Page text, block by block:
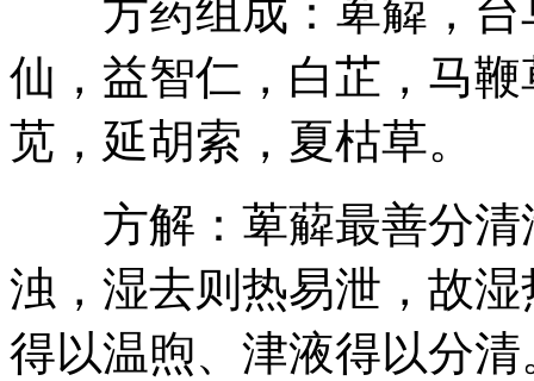
方药组成：萆薢，台
仙，益智仁，白芷，马
苋，延胡索，夏枯草。
方解：萆薢最善分清
浊，湿去则热易泄，故
得以温煦、津液得以分